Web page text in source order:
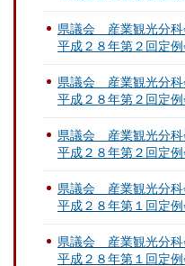
県議会 産業観光分
平成２８年第２回定
県議会 産業観光分
平成２８年第２回定
県議会 産業観光分
平成２８年第２回定
県議会 産業観光分
平成２８年第１回定
県議会 産業観光分
平成２８年第１回定